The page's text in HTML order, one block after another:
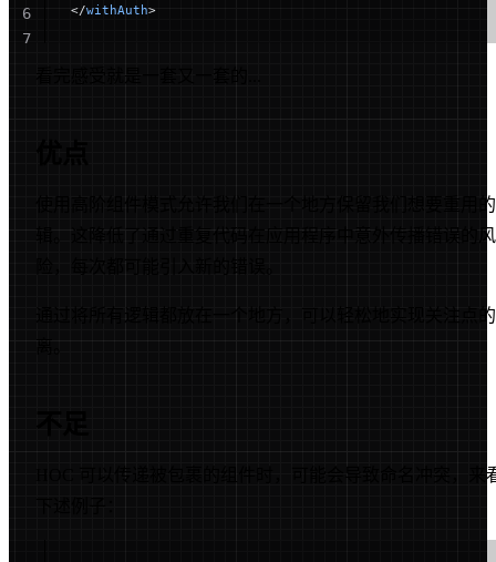
</withAuth>
6
7
看完感受就是一套又一套的...
使用高阶组件模式允许我们在一个地方保留我们想要重用
辑。这降低了通过重复代码在应用程序中意外传播错误的风
险，每次都可能引入新的错误。
通过将所有逻辑都放在一个地方，可以轻松地实现关注点
离。
HOC 可以传递被包裹的组件时，可能会导致命名冲突，来